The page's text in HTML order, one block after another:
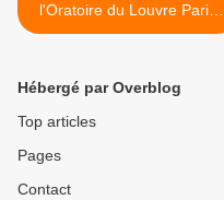
l'Oratoire du Louvre Paris
1er
Hébergé par Overblog
Top articles
Pages
Contact